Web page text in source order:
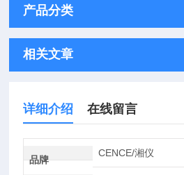
产品分类
相关文章
详细介绍 在线留言
品牌
CENCE/湘仪